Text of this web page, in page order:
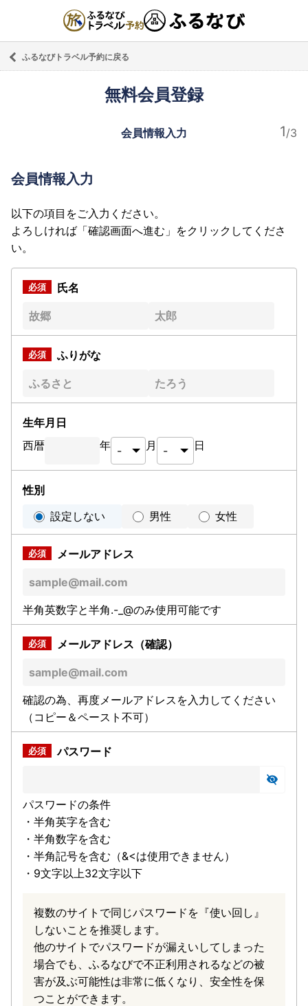
ふるなびトラベル予約に戻る
無料会員登録
会員情報入力
会員情報入力
以下の項目をご入力ください。
よろしければ「確認画面へ進む」をクリックしてくださ
い。
氏名
ふりがな
生年月日
西暦
年 月 日
性別
設定しない
男性 女性
メールアドレス
半角英数字と半角.-_@のみ使用可能です
メールアドレス（確認）
確認の為、再度メールアドレスを入力してください
（コピー＆ペースト不可）
パスワード
パスワードの条件
・半角英字を含む
・半角数字を含む
・半角記号を含む（&<は使用できません）
・9文字以上32文字以下
複数のサイトで同じパスワードを『使い回し』
しないことを推奨します。
他のサイトでパスワードが漏えいしてしまった
場合でも、ふるなびで不正利用されるなどの被
害が及ぶ可能性は非常に低くなり、安全性を保
つことができます。